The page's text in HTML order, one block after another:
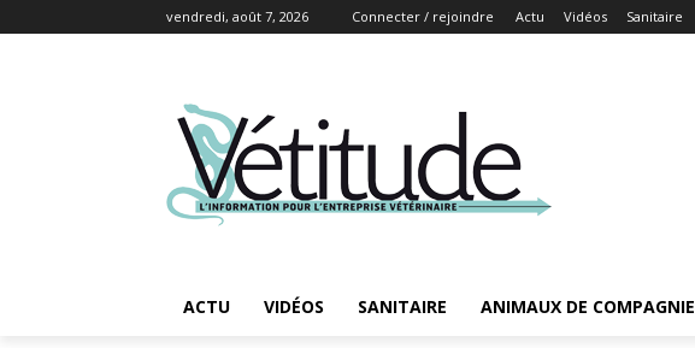
vendredi, août 7, 2026 Connecter / rejoindre Actu Vidéos Sanitaire
ACTU VIDÉOS SANITAIRE ANIMAUX DE COMPAGNIE